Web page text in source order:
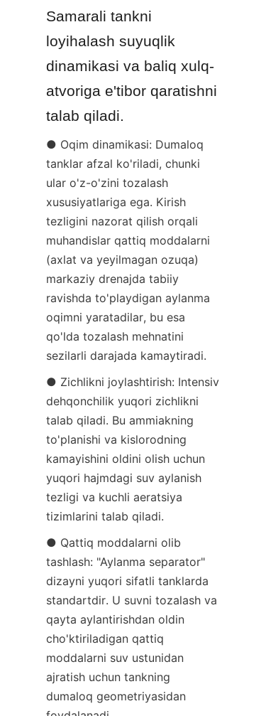
Samarali tankni
loyihalash suyuqlik
dinamikasi va baliq xulq-
atvoriga e'tibor qaratishni
talab qiladi.
● Oqim dinamikasi: Dumaloq
tanklar afzal ko'riladi, chunki
ular o'z-o'zini tozalash
xususiyatlariga ega. Kirish
tezligini nazorat qilish orqali
muhandislar qattiq moddalarni
(axlat va yeyilmagan ozuqa)
markaziy drenajda tabiiy
ravishda to'playdigan aylanma
oqimni yaratadilar, bu esa
qo'lda tozalash mehnatini
sezilarli darajada kamaytiradi.
● Zichlikni joylashtirish: Intensiv
dehqonchilik yuqori zichlikni
talab qiladi. Bu ammiakning
to'planishi va kislorodning
kamayishini oldini olish uchun
yuqori hajmdagi suv aylanish
tezligi va kuchli aeratsiya
tizimlarini talab qiladi.
● Qattiq moddalarni olib
tashlash: "Aylanma separator"
dizayni yuqori sifatli tanklarda
standartdir. U suvni tozalash va
qayta aylantirishdan oldin
cho'ktiriladigan qattiq
moddalarni suv ustunidan
ajratish uchun tankning
dumaloq geometriyasidan